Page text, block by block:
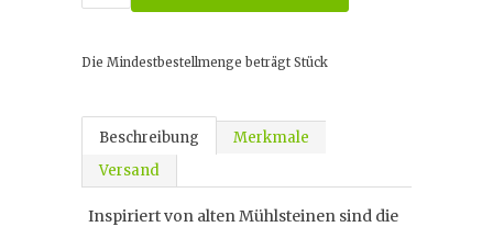
Die Mindestbestellmenge beträgt Stück
Beschreibung
Merkmale
Versand
Inspiriert von alten Mühlsteinen sind die